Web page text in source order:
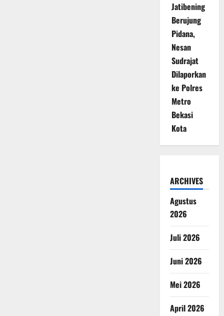
Jatibening
Berujung
Pidana,
Nesan
Sudrajat
Dilaporkan
ke Polres
Metro
Bekasi
Kota
ARCHIVES
Agustus
2026
Juli 2026
Juni 2026
Mei 2026
April 2026